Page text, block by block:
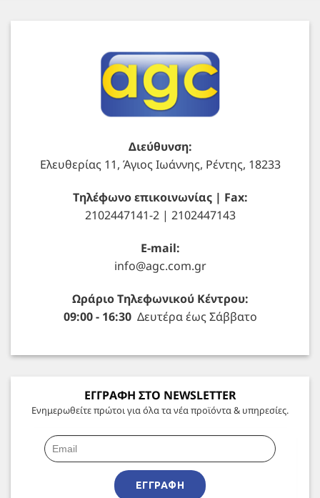
Διεύθυνση:
Ελευθερίας 11, Άγιος Ιωάννης, Ρέντης, 18233
Τηλέφωνο επικοινωνίας | Fax:
2102447141-2 | 2102447143
E-mail:
info@agc.com.gr
Ωράριο Τηλεφωνικού Κέντρου:
09:00 - 16:30Δευτέρα έως Σάββατο
ΕΓΓΡΑΦΗ ΣΤΟ NEWSLETTER
Ενημερωθείτε πρώτοι για όλα τα νέα προϊόντα & υπηρεσίες.
ΕΓΓΡΑΦΉ